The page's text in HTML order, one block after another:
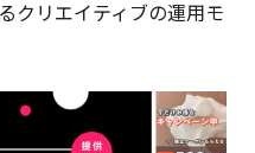
クリエイティブの運用モ